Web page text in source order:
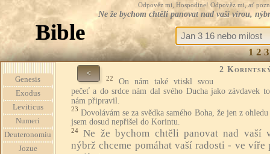
Odpověz mi, Hospodine! Odpověz mi, ať
Ne že bychom chtěli panovat nad vaší vírou,
Bible
1 2 3
Genesis
Exodus
Leviticus
Numeri
Deuteronomiu
Jozue
< 2
22
On nám také vtiskl svou
pečeť a do srdce nám dal svého Ducha jako závdavek
nám připravil.
23 Dovolávám se za svědka samého Boha, že jen z ohledu
jsem dosud nepřišel do Korintu.
24
Ne že bychom chtěli panovat nad vaší
nýbrž chceme pomáhat vaší radosti - ve víře